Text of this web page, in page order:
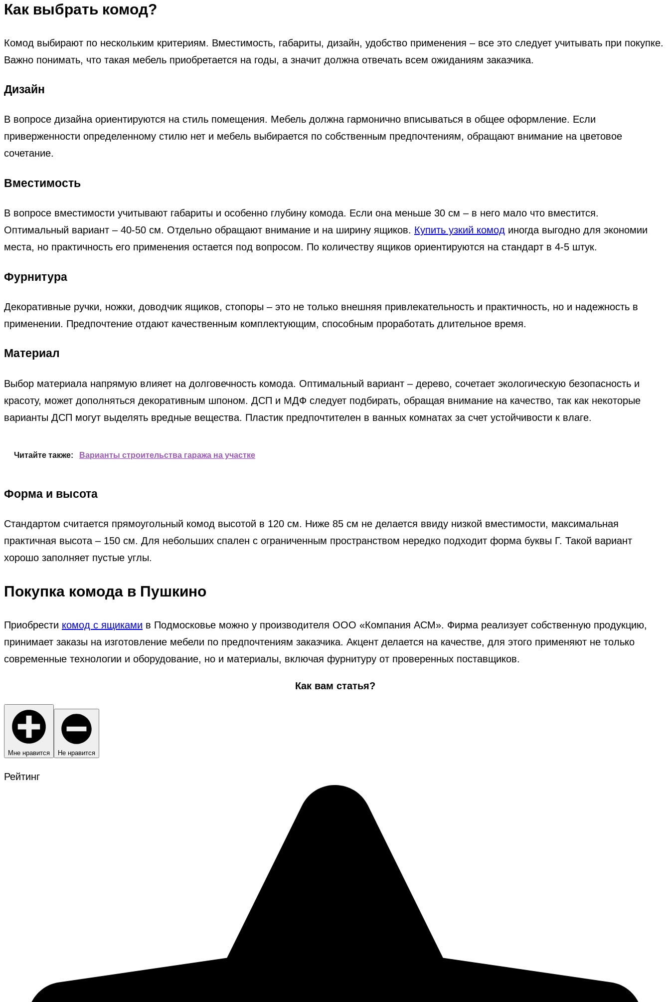
Как выбрать комод?
Комод выбирают по нескольким критериям. Вместимость, габариты, дизайн, удобство применения – все это следует учитывать при покупке.
Важно понимать, что такая мебель приобретается на годы, а значит должна отвечать всем ожиданиям заказчика.
Дизайн
В вопросе дизайна ориентируются на стиль помещения. Мебель должна гармонично вписываться в общее оформление. Если
приверженности определенному стилю нет и мебель выбирается по собственным предпочтениям, обращают внимание на цветовое
сочетание.
Вместимость
В вопросе вместимости учитывают габариты и особенно глубину комода. Если она меньше 30 см – в него мало что вместится.
Оптимальный вариант – 40-50 см. Отдельно обращают внимание и на ширину ящиков. Купить узкий комод иногда выгодно для экономии
места, но практичность его применения остается под вопросом. По количеству ящиков ориентируются на стандарт в 4-5 штук.
Фурнитура
Декоративные ручки, ножки, доводчик ящиков, стопоры – это не только внешняя привлекательность и практичность, но и надежность в
применении. Предпочтение отдают качественным комплектующим, способным проработать длительное время.
Материал
Выбор материала напрямую влияет на долговечность комода. Оптимальный вариант – дерево, сочетает экологическую безопасность и
красоту, может дополняться декоративным шпоном. ДСП и МДФ следует подбирать, обращая внимание на качество, так как некоторые
варианты ДСП могут выделять вредные вещества. Пластик предпочтителен в ванных комнатах за счет устойчивости к влаге.
Читайте также: Варианты строительства гаража на участке
Форма и высота
Стандартом считается прямоугольный комод высотой в 120 см. Ниже 85 см не делается ввиду низкой вместимости, максимальная
практичная высота – 150 см. Для небольших спален с ограниченным пространством нередко подходит форма буквы Г. Такой вариант
хорошо заполняет пустые углы.
Покупка комода в Пушкино
Приобрести комод с ящиками в Подмосковье можно у производителя ООО «Компания АСМ». Фирма реализует собственную продукцию,
принимает заказы на изготовление мебели по предпочтениям заказчика. Акцент делается на качестве, для этого применяют не только
современные технологии и оборудование, но и материалы, включая фурнитуру от проверенных поставщиков.
Как вам статья?
Мне нравится Не нравится
Рейтинг